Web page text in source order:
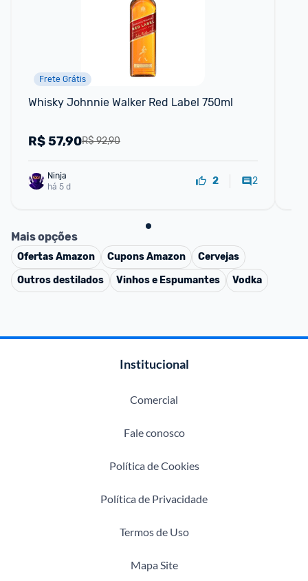
Frete Grátis
Whisky Johnnie Walker Red Label 750ml
R$ 92,90
R$57,90
há 5 d
2 2
Mais opções
OfertasAmazon CuponsAmazon
Cervejas
Outros destilados
Vinhos e Espumantes Vodka
Institucional
Comercial
Fale conosco
Política de Cookies
Política de Privacidade
Termos de Uso
Mapa Site